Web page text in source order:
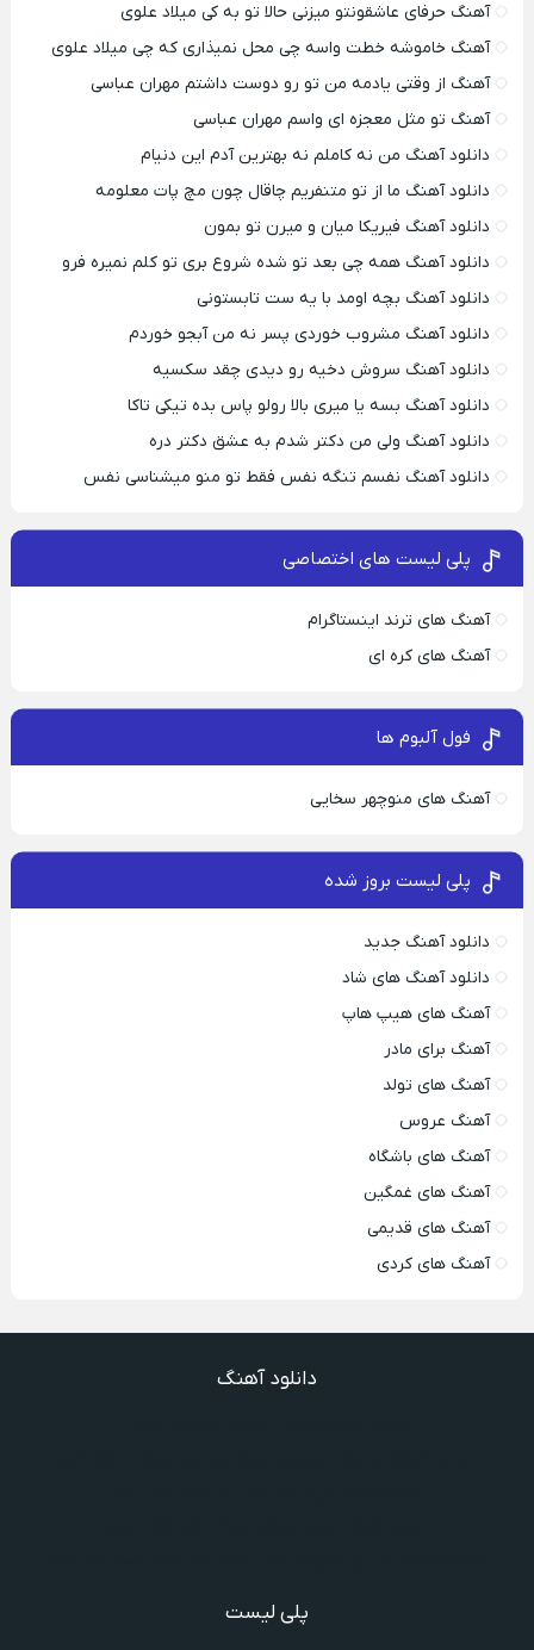
آهنگ حرفای عاشقونتو میزنی حالا تو به کی میلاد علوی
آهنگ خاموشه خطت واسه چی محل نمیذاری که چی میلاد علوی
آهنگ از وقتی یادمه من تو رو دوست داشتم مهران عباسی
آهنگ تو مثل معجزه ای واسم مهران عباسی
دانلود آهنگ من نه کاملم نه بهترین آدم این دنیام
دانلود آهنگ ما از تو متنفریم چاقال چون مچ پات معلومه
دانلود آهنگ فیریکا میان و میرن تو بمون
دانلود آهنگ همه چی بعد تو شده شروع بری تو کلم نمیره فرو
دانلود آهنگ بچه اومد با یه ست تابستونی
دانلود آهنگ مشروب خوردی پسر نه من آبجو خوردم
دانلود آهنگ سروش دخیه رو دیدی چقد سکسیه
دانلود آهنگ بسه یا میری بالا رولو پاس بده تیکی تاکا
دانلود آهنگ ولی من دکتر شدم به عشق دکتر دره
دانلود آهنگ نفسم تنگه نفس فقط تو منو میشناسی نفس
پلی لیست های اختصاصی
آهنگ های ترند اینستاگرام
آهنگ های کره ای
فول آلبوم ها
آهنگ های منوچهر سخایی
پلی لیست بروز شده
دانلود آهنگ جدید
دانلود آهنگ های شاد
آهنگ های هیپ هاپ
آهنگ برای مادر
آهنگ های تولد
آهنگ عروس
آهنگ های باشگاه
آهنگ های غمگین
آهنگ های قدیمی
آهنگ های کردی
دانلود آهنگ
پلی لیست